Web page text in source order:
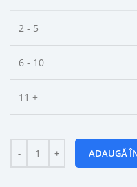
2 - 5
6 - 10
11 +
ADAUGĂ